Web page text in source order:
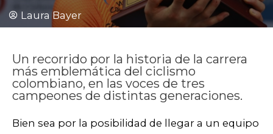
Laura Bayer
Un recorrido por la historia de la carrera
más emblemática del ciclismo
colombiano, en las voces de tres
campeones de distintas generaciones.
Bien sea por la posibilidad de llegar a un equipo